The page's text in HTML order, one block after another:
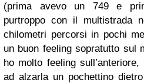
(prima avevo un 749 e
purtroppo con il multistrada
chilometri percorsi in pochi
un buon feeling sopratutto sul
ho molto feeling
ad alzarla un pochettino